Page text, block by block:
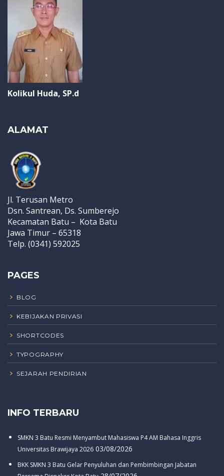
Kolikul Huda, SP.d
ALAMAT
Jl. Terusan Metro
Dsn. Santrean, Ds. Sumberejo
Kecamatan Batu – Kota Batu
Jawa Timur – 65318
Telp. (0341) 592025
PAGES
BLOG
KEBIJAKAN PRIVASI
SHORTCODES
TYPOGRAPHY
SEJARAH PENDIRIAN
INFO TERBARU
SMKN 3 Batu Resmi Menyambut Mahasiswa P4 AM Bahasa Inggris
Universitas Brawijaya 2026 03/08/2026
BKK SMKN 3 Batu Gelar Penyuluhan dan Pembimbingan Jabatan